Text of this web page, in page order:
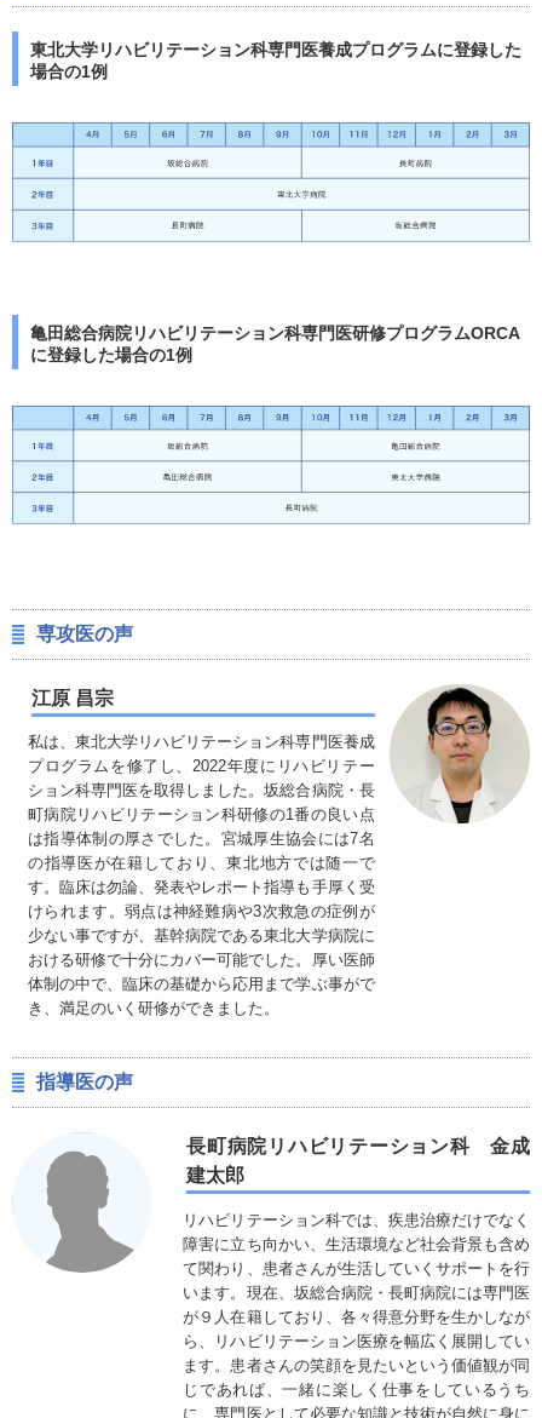
東北大学リハビリテーション科専門医養成プログラムに登録した
場合の1例
亀田総合病院リハビリテーション科専門医研修プログラムORCA
に登録した場合の1例
専攻医の声
江原 昌宗
私は、東北大学リハビリテーション科専門医養成
プログラムを修了し、2022年度にリハビリテー
ション科専門医を取得しました。坂総合病院・長
町病院リハビリテーション科研修の1番の良い点
は指導体制の厚さでした。宮城厚生協会には7名
の指導医が在籍しており、東北地方では随一で
す。臨床は勿論、発表やレポート指導も手厚く受
けられます。弱点は神経難病や3次救急の症例が
少ない事ですが、基幹病院である東北大学病院に
おける研修で十分にカバー可能でした。厚い医師
体制の中で、臨床の基礎から応用まで学ぶ事がで
き、満足のいく研修ができました。
指導医の声
長町病院リハビリテーション科 金成
建太郎
リハビリテーション科では、疾患治療だけでなく
障害に立ち向かい、生活環境など社会背景も含め
て関わり、患者さんが生活していくサポートを行
います。現在、坂総合病院・長町病院には専門医
が９人在籍しており、各々得意分野を生かしなが
ら、リハビリテーション医療を幅広く展開してい
ます。患者さんの笑顔を見たいという価値観が同
じであれば、一緒に楽しく仕事をしているうち
に、専門医として必要な知識と技術が自然に身に